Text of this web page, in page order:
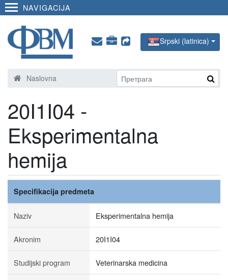
NAVIGACIJA
Srpski (latinica)
Naslovna
20I1I04 -
Eksperimentalna
hemija
Specifikacija predmeta
Naziv Eksperimentalna hemija
Akronim 20I1I04
Studijski program Veterinarska medicina